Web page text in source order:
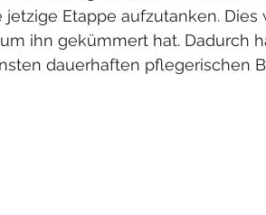
Etappe aufzutanken. Dies
ihn gekümmert hat. Dadurch
dauerhaften pflegerischen